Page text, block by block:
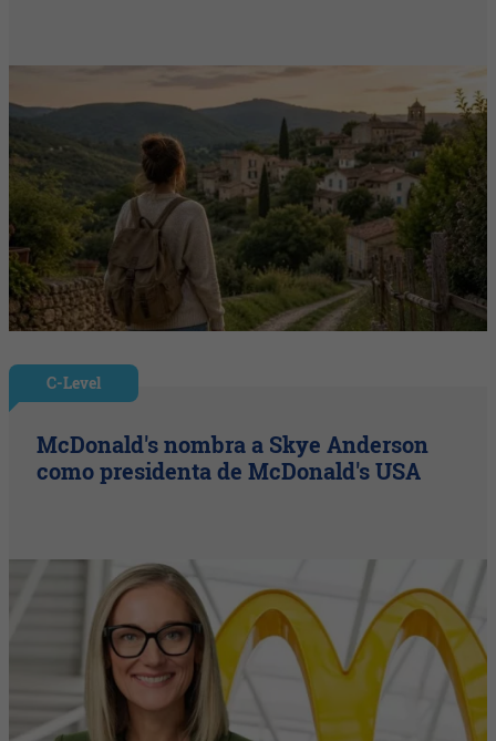
C-Level
McDonald's nombra a Skye Anderson
como presidenta de McDonald's USA